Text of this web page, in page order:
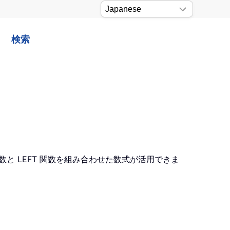
検索
LEFT 関数を組み合わせた数式が活用できま